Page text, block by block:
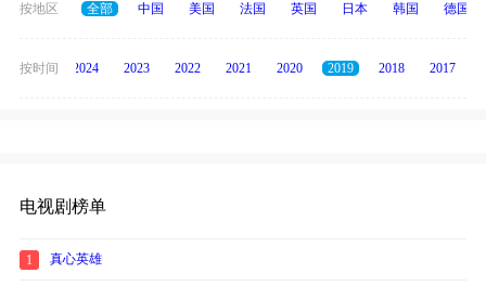
按地区 全部 中国 美国 法国 英国 日本 韩国 德国
按时间
2025 2024 2023 2022 2021 2020 2019 2018 2017
电视剧榜单
1 真心英雄